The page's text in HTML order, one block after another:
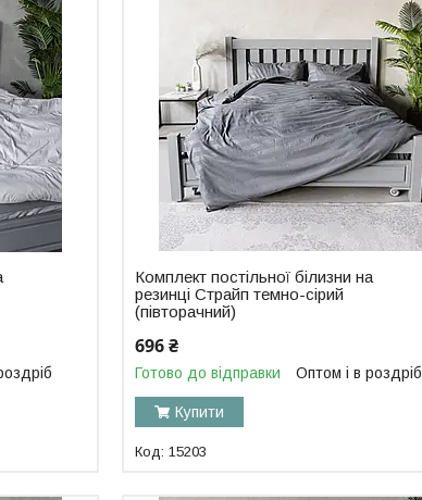
Комплект постільної білизни на
резинці Страйп темно-сірий
(півторачний)
696 ₴
Готово до відправки Оптом і в роздріб
Купити
15203